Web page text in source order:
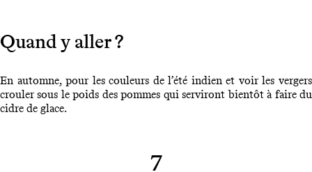
Quand y aller ?
En automne, pour les couleurs de l’été indien et voir les vergers
crouler sous le poids des pommes qui serviront bientôt à faire du
cidre de glace.
7